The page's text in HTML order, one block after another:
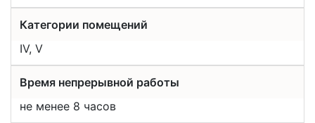
Категории помещений
IV, V
Время непрерывной работы
не менее 8 часов